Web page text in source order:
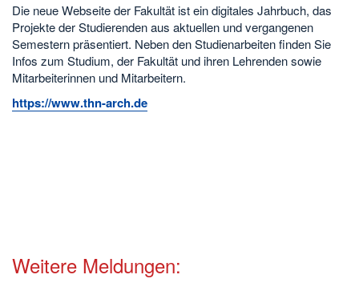
Die neue Webseite der Fakultät ist ein digitales Jahrbuch, das
Projekte der Studierenden aus aktuellen und vergangenen
Semestern präsentiert. Neben den Studienarbeiten finden Sie
Infos zum Studium, der Fakultät und ihren Lehrenden sowie
Mitarbeiterinnen und Mitarbeitern.
https://www.thn-arch.de
Weitere Meldungen: